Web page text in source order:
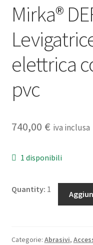
Mirka®
elettrica
pvc
740,00 € iva inclusa
1 disponibili
Mirka®
-
Quantity: 1
Categorie: Abrasivi,